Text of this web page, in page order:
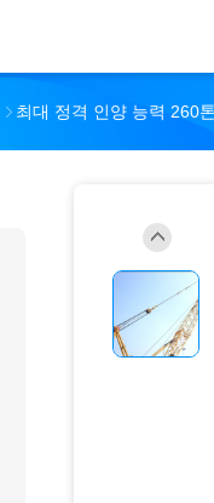
최대 정격 인양 능력 260